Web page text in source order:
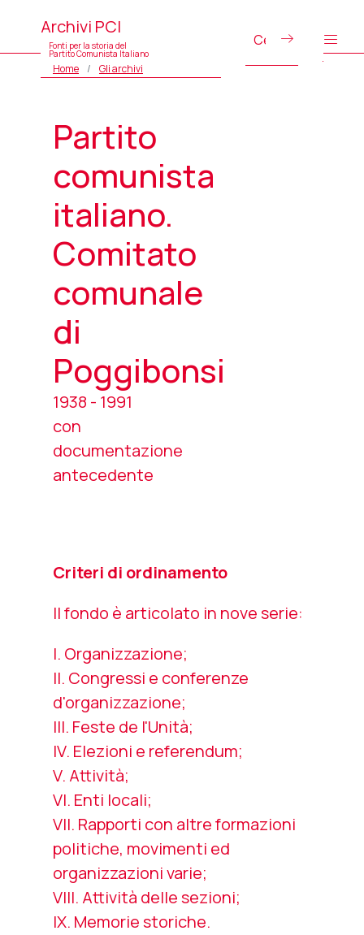
Archivi PCI
Fonti per la storia del
Partito Comunista Italiano
Home Gli archivi
Partito
comunista
italiano.
Comitato
comunale
di
Poggibonsi
1938 - 1991
con
documentazione
antecedente
Criteri di ordinamento
Il fondo è articolato in nove serie:
I. Organizzazione;
II. Congressi e conferenze
d'organizzazione;
III. Feste de l'Unità;
IV. Elezioni e referendum;
V. Attività;
VI. Enti locali;
VII. Rapporti con altre formazioni
politiche, movimenti ed
organizzazioni varie;
VIII. Attività delle sezioni;
IX. Memorie storiche.